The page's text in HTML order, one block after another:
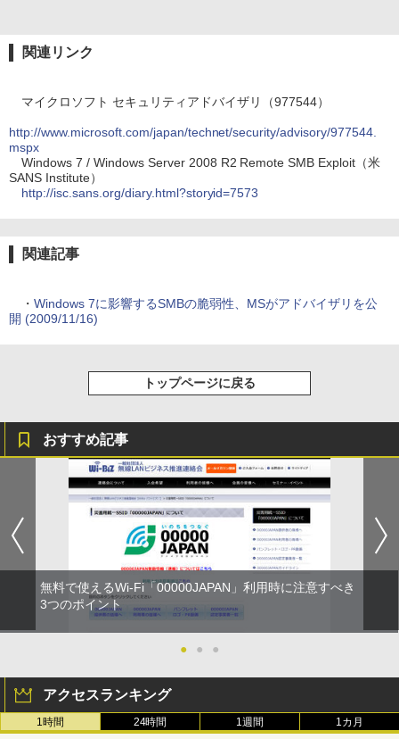
関連リンク
マイクロソフト セキュリティアドバイザリ（977544）
http://www.microsoft.com/japan/technet/security/advisory/977544.
mspx
Windows 7 / Windows Server 2008 R2 Remote SMB Exploit（米
SANS Institute）
http://isc.sans.org/diary.html?storyid=7573
関連記事
・ Windows 7に影響するSMBの脆弱性、MSがアドバイザリを公
開 (2009/11/16)
トップページに戻る
おすすめ記事
無料で使えるWi-Fi「00000JAPAN」利用時に注意すべき
3つのポイント
● ● ●
アクセスランキング
1時間 24時間 1週間 1カ月